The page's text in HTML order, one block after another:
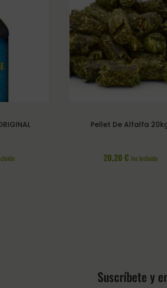
Pellet De Alfalfa
20,20 € Iva Incluido
Suscríbete y